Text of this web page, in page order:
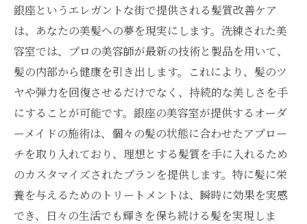
専門家による髪質改善の効果を実感
東京都中央区で最高の髪質改善を見つける
髪質改善の専門家に聞く最新トレンド
中央区で出会う髪質改善のスペシャリスト
銀座での髪質改善があなたの髪に与える驚きの
効果
銀座の髪質改善で実感する見違える変化
髪に輝きをもたらす銀座の髪質改善
銀座での髪質改善がもたらす健康な髪
銀座というエレガントな街で提供される髪質改善ケア
は、あなたの美髪への夢を現実にします。洗練された美
容室では、プロの美容師が最新の技術と製品を用いて、
髪の内部から健康を引き出します。これにより、髪のツ
ヤや弾力を回復させるだけでなく、持続的な美しさを手
にすることが可能です。銀座の美容室が提供するオーダ
ーメイドの施術は、個々の髪の状態に合わせたアプロー
チを取り入れており、理想とする髪質を手に入れるため
のカスタマイズされたプランを提供します。特に髪に栄
養を与えるためのトリートメントは、瞬時に効果を実感
でき、日々の生活でも輝きを保ち続ける髪を実現しま